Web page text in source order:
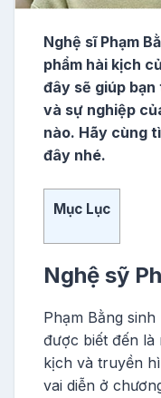
Nghệ sĩ Phạm
phẩm hài kịch
đây sẽ giúp
và sự nghiệp
nào. Hãy cùng
đây nhé.
Mục Lục
Nghệ sỹ
Phạm Bằng sinh
được biết đến là
kịch và truyền
vai diễn ở